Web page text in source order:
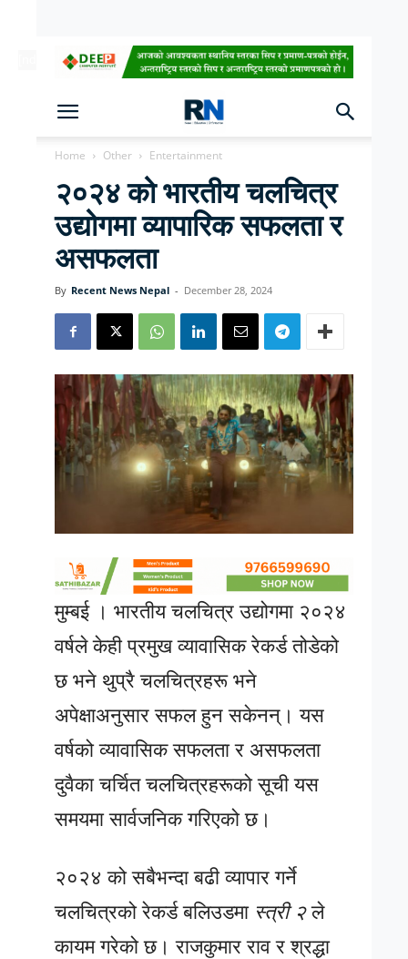
[ndc-today-date]
Home Other Entertainment
२०२४ को भारतीय चलचित्र
उद्योगमा व्यापारिक सफलता र
असफलता
By Recent News Nepal - December 28, 2024
मुम्बई । भारतीय चलचित्र उद्योगमा २०२४
वर्षले केही प्रमुख व्यावासिक रेकर्ड तोडेको
छ भने थुप्रै चलचित्रहरू भने
अपेक्षाअनुसार सफल हुन सकेनन्। यस
वर्षको व्यावासिक सफलता र असफलता
दुवैका चर्चित चलचित्रहरूको सूची यस
समयमा सार्वजनिक गरिएको छ।
२०२४ को सबैभन्दा बढी व्यापार गर्ने
चलचित्रको रेकर्ड बलिउडमा स्त्री २ले
कायम गरेको छ। राजकुमार राव र श्रद्धा